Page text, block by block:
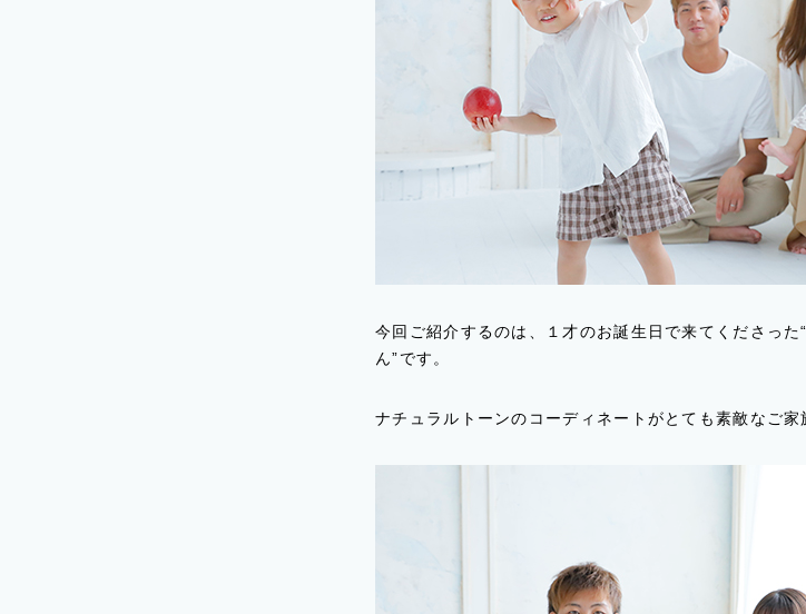
今回ご紹介するのは、１才のお誕生日で来てくださった
ん”です。
ナチュラルトーンのコーディネートがとても素敵なご家